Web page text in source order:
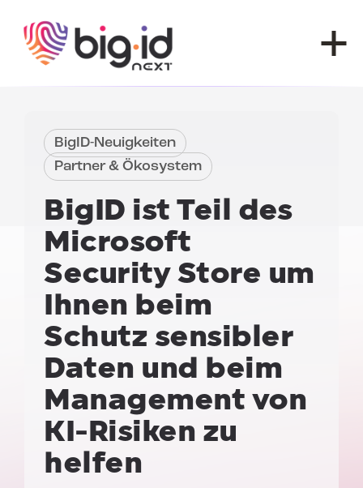
BigID-Neuigkeiten
Partner & Ökosystem
BigID ist Teil des
Microsoft
Security Store um
Ihnen beim
Schutz sensibler
Daten und beim
Management von
KI-Risiken zu
helfen